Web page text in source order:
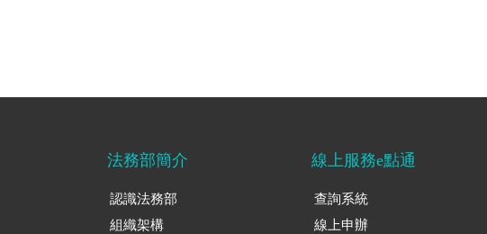
法務部簡介
認識法務部
組織架構
線上服務e點通
查詢系統
線上申辦